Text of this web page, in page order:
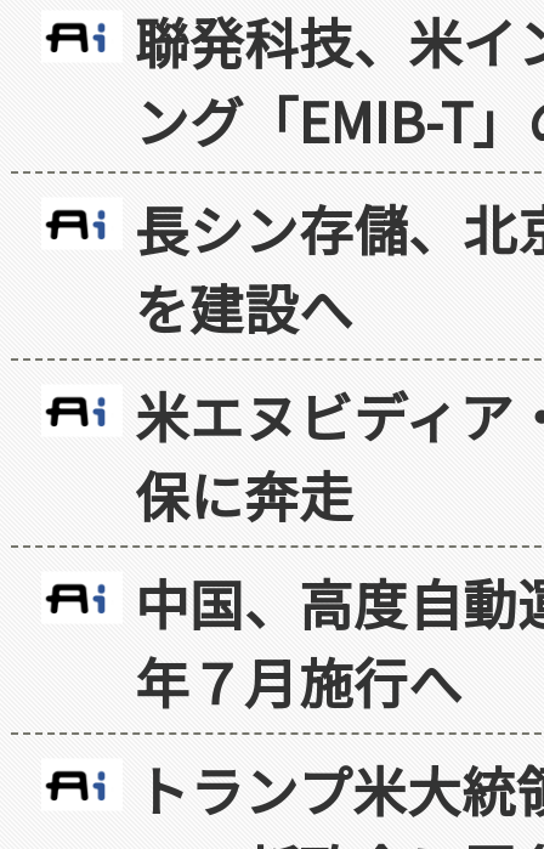
聯発科技、米イ
ング「EMIB-T
長シン存儲、北
を建設へ
米エヌビディア
保に奔走
中国、高度自
年７月施行へ
トランプ米大